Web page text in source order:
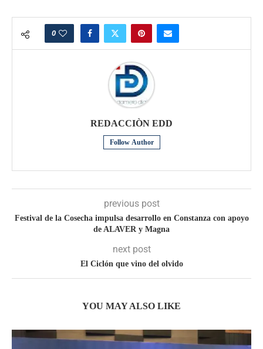
0
REDACCIÒN EDD
Follow Author
previous post
Festival de la Cosecha impulsa desarrollo en Constanza con apoyo
de ALAVER y Magna
next post
El Ciclón que vino del olvido
YOU MAY ALSO LIKE